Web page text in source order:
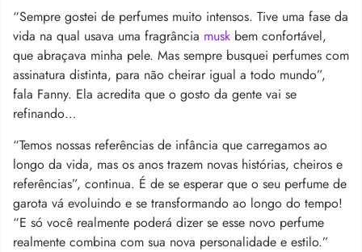
“Sempre gostei de perfumes muito intensos. Tive uma fase da
vida na qual usava uma fragrância musk bem confortável,
que abraçava minha pele. Mas sempre busquei perfumes com
assinatura distinta, para não cheirar igual a todo mundo”,
fala Fanny. Ela acredita que o gosto da gente vai se
refinando…
“Temos nossas referências de infância que carregamos ao
longo da vida, mas os anos trazem novas histórias, cheiros e
referências”, continua. É de se esperar que o seu perfume de
garota vá evoluindo e se transformando ao longo do tempo!
“E só você realmente poderá dizer se esse novo perfume
realmente combina com sua nova personalidade e estilo.”